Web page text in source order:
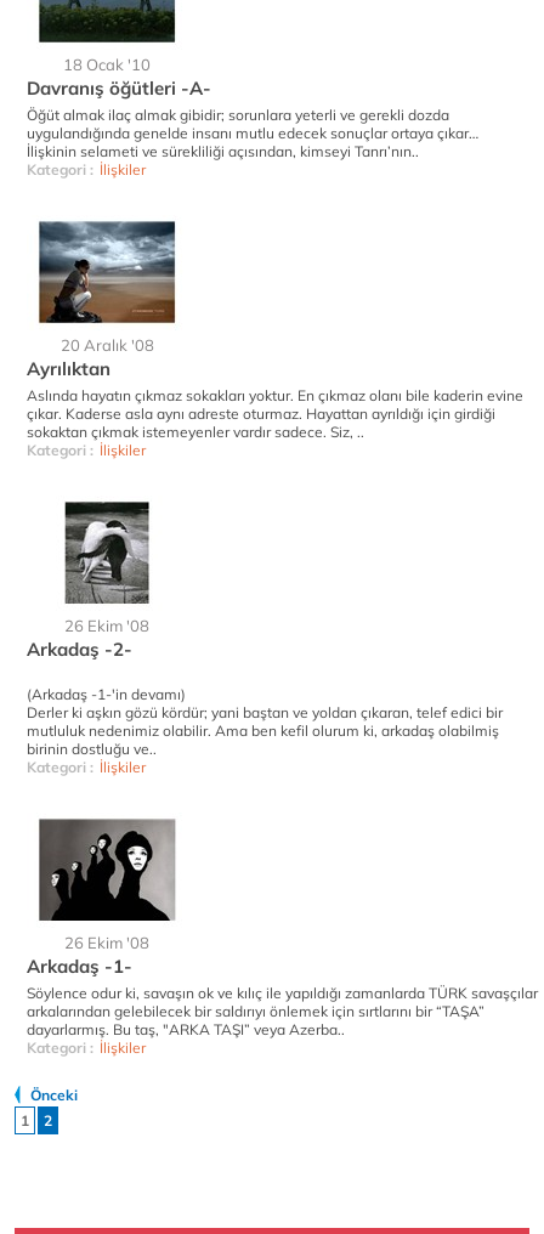
18 Ocak '10
Davranış öğütleri -A-
Öğüt almak ilaç almak gibidir; sorunlara yeterli ve gerekli dozda
uygulandığında genelde insanı mutlu edecek sonuçlar ortaya çıkar…
İlişkinin selameti ve sürekliliği açısından, kimseyi Tanrı’nın..
Kategori : İlişkiler
20 Aralık '08
Ayrılıktan
Aslında hayatın çıkmaz sokakları yoktur. En çıkmaz olanı bile kaderin evine
çıkar. Kaderse asla aynı adreste oturmaz. Hayattan ayrıldığı için girdiği
sokaktan çıkmak istemeyenler vardır sadece. Siz, ..
Kategori : İlişkiler
26 Ekim '08
Arkadaş -2-
(Arkadaş -1-'in devamı)
Derler ki aşkın gözü kördür; yani baştan ve yoldan çıkaran, telef edici bir
mutluluk nedenimiz olabilir. Ama ben kefil olurum ki, arkadaş olabilmiş
birinin dostluğu ve..
Kategori : İlişkiler
26 Ekim '08
Arkadaş -1-
Söylence odur ki, savaşın ok ve kılıç ile yapıldığı zamanlarda TÜRK savaşçılar
arkalarından gelebilecek bir saldırıyı önlemek için sırtlarını bir “TAŞA”
dayarlarmış. Bu taş, "ARKA TAŞI” veya Azerba..
Kategori : İlişkiler
Önceki
1
2